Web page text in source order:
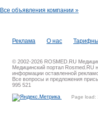
Все объявления компании »
Реклама О нас
© 2002-2026 ROSMED.RU
Медицинский портал Rosmed.RU
информации оставленной
Все вопросы и предложения
995 521
Page load: